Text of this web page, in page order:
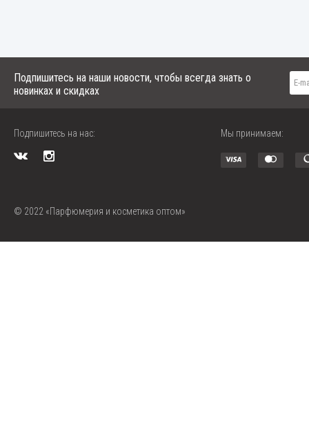
Подпишитесь на наши новости, чтобы всегда знать о
новинках и скидках
Подпишитесь на нас: Мы принимаем:
© 2022 «Парфюмерия и косметика оптом»